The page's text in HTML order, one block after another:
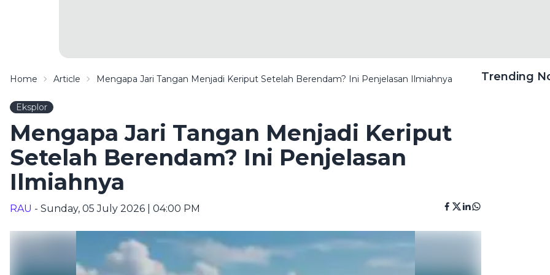
Home Article Mengapa Jari Tangan Menjadi Keriput Setelah Berendam? Ini Penjelasan Ilmiahnya
Eksplor
Mengapa Jari Tangan Menjadi Keriput
Setelah Berendam? Ini Penjelasan
Ilmiahnya
RAU - Sunday, 05 July 2026 | 04:00 PM
Trending